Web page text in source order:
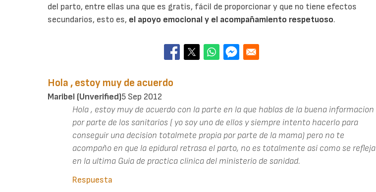
del parto, entre ellas una que es gratis, fácil de proporcionar y que no tiene efectos
secundarios, esto es, el apoyo emocional y el acompañamiento respetuoso.
Hola , estoy muy de acuerdo
Maribel (unverified)5 Sep 2012
Hola , estoy muy de acuerdo con la parte en la que hablas de la buena informacion
por parte de los sanitarios ( yo soy uno de ellos y siempre intento hacerlo para
conseguir una decision totalmete propia por parte de la mama) pero no te
acompaño en que la epidural retrasa el parto, no es totalmente asi como se refleja
en la ultima Guia de practica clinica del ministerio de sanidad.
Respuesta